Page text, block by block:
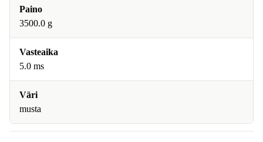
Paino
3500.0 g
Vasteaika
5.0 ms
Väri
musta